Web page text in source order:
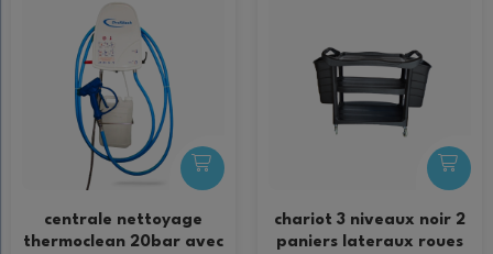
centrale nettoyage
thermoclean 20bar avec
chariot 3 niveaux noir 2
paniers lateraux roues